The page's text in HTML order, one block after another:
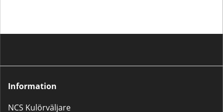
Information
NCS Kulörväljare